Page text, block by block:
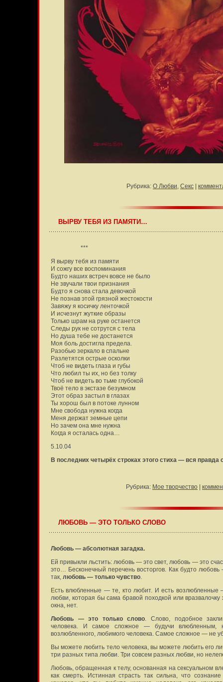
Рубрика: О Любви, Секс
ВЫРВУ ТЕБЯ ИЗ ПАМЯТИ…
***
Я вырву тебя из памяти
И сожгу все воспоминания
Будто наших встреч вовсе не было
Не звучали твои признания
Будто я снова стала девочкой
Не познав этой грязной жестокости
Завяжу я косичку ленточкой
И исчезнут жуткие образы
Только шрам на руке останется
Следы рук не сотрутся с тела
Но душа тебе не достанется
Моя боль достигла предела.
Разобью зеркало в спальне
Разлетятся острые осколки
Чтоб не видеть глаза и губы
Что любил ты их, но без толку
Чтоб не видеть во тьме глубокой
Твоё тело в экстазе безумном
Этот образ застыл в глазах
Ты хорош был в потоке лунном
Мне свобода нужна когда
Меня держат земные цепи
Но зачем она мне нужна
Когда я осталась одна…
5.10.04
В последних четырёх строках этого стиха — вся
Рубрика: Мое творчество
ЛЮБОВЬ — ЭТО ТОЛЬКО СЛОВО
Любовь — абсолютная загадка.
Ей привыкли льстить: любовь — это свет, любовь — это
это… Бесконечный перечень восторгов. Как будто
так, любовь — только чувство.
Есть влюбленные — те, кто любит. И есть возлюбленные
любви, которая бы сама бравой походкой или
окна, нет.
Любовь — это только слово. Слово, подобное
человека. И самое сложное — будучи влюбленным,
возлюбленного, любимого человека. Самое сложное — не
Вы можете любить тело человека, вы можете любить его
три разных типа любви. Три совсем разных любви, но
Любовь, обращенная к телу, основанная на сексуальном
как смерть. Истинная страсть так сильна, что